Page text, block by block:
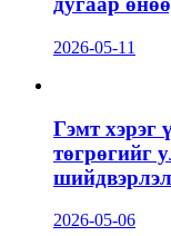
2026-05-11
Гэмт хэрэг
төгрөгийг
2026-05-06